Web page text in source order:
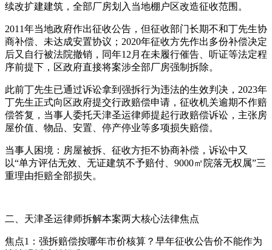
续改扩建建筑，全部厂房划入当地棚户区改造征收范围。
2011年当地政府作出征收公告，但征收部门长期不和丁先生协
商补偿、未达成安置协议；2020年征收方先作出多份补偿决定
后又自行被法院撤销，同年12月在未履行催告、听证等法定程
序前提下，区政府直接将案涉全部厂房强制拆除。
此前丁先生已通过诉讼拿到强拆行为违法的生效判决，2023年
丁先生正式向区政府提交行政赔偿申请，征收机关逾期不作赔
偿答复，当事人委托天津圣运律师提起行政赔偿诉讼，主张房
屋价值、物品、安置、停产停业等多项损失赔偿。
当事人困境：房屋被拆、征收方拒不协商补偿，诉讼中又
以“单方评估无效、无证建筑不予赔付、9000㎡院落无权属”三
重理由拒赔全部损失。
二、天津圣运律师拆解本案两大核心法律焦点
焦点1：强拆赔偿按哪年市价核算？早年征收公告价不能作为